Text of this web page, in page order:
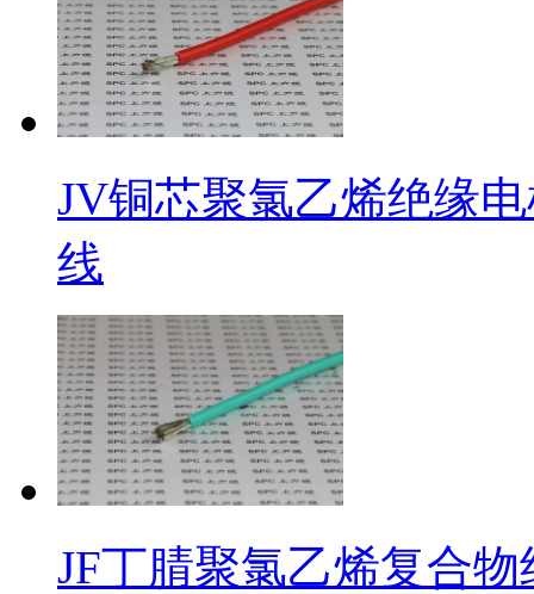
JV铜芯聚氯乙烯绝缘
线
JF丁腈聚氯乙烯复合